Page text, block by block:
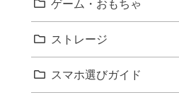
ゲーム・おもちゃ
ストレージ
スマホ選びガイド